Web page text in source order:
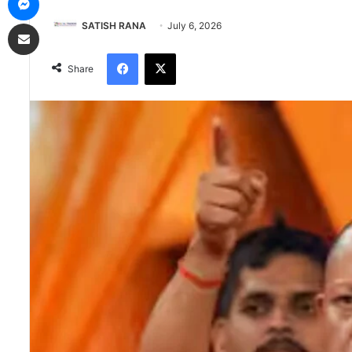
SATISH RANA July 6, 2026
Share
Facebook
X
Share via Email